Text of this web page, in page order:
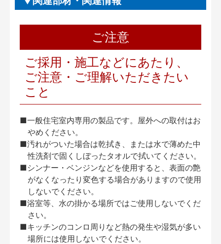
ご注意
ご採用・施工などにあたり、
ご注意・ご理解いただきたい
こと
■一般住宅室内専用の製品です。屋外への取付はお
やめください。
■汚れがついた場合は乾拭き、または水で薄めた中
性洗剤で固くしぼったタオルで拭いてください。
■シンナー・ベンジンなどを使用すると、表面の艶
がなくなったり変色する場合がありますので使用
しないでください。
■浴室等、水の掛かる場所ではご使用しないでくだ
さい。
■キッチンのコンロ周りなど熱の発生や湿気が多い
場所には使用しないでください。